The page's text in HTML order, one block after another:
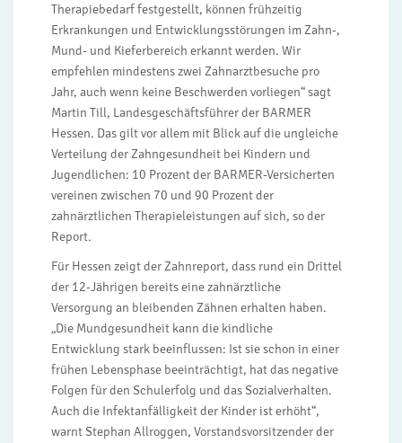
Therapiebedarf festgestellt, können frühzeitig
Erkrankungen und Entwicklungsstörungen im Zahn-,
Mund- und Kieferbereich erkannt werden. Wir
empfehlen mindestens zwei Zahnarztbesuche pro
Jahr, auch wenn keine Beschwerden vorliegen“ sagt
Martin Till, Landesgeschäftsführer der BARMER
Hessen. Das gilt vor allem mit Blick auf die ungleiche
Verteilung der Zahngesundheit bei Kindern und
Jugendlichen: 10 Prozent der BARMER-Versicherten
vereinen zwischen 70 und 90 Prozent der
zahnärztlichen Therapieleistungen auf sich, so der
Report.
Für Hessen zeigt der Zahnreport, dass rund ein Drittel
der 12-Jährigen bereits eine zahnärztliche
Versorgung an bleibenden Zähnen erhalten haben.
„Die Mundgesundheit kann die kindliche
Entwicklung stark beeinflussen: Ist sie schon in einer
frühen Lebensphase beeinträchtigt, hat das negative
Folgen für den Schulerfolg und das Sozialverhalten.
Auch die Infektanfälligkeit der Kinder ist erhöht“,
warnt Stephan Allroggen, Vorstandsvorsitzender der